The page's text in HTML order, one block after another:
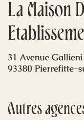
La Maison
31 Avenue Gallieni
93380 Pierrefitte-
Autres